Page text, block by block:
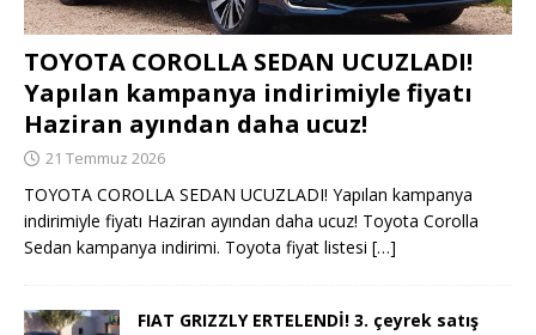
TOYOTA COROLLA SEDAN UCUZLADI!
Yapılan kampanya indirimiyle fiyatı
Haziran ayından daha ucuz!
21 Temmuz 2026
TOYOTA COROLLA SEDAN UCUZLADI! Yapılan kampanya
indirimiyle fiyatı Haziran ayından daha ucuz! Toyota Corolla
Sedan kampanya indirimi. Toyota fiyat listesi […]
FIAT GRIZZLY ERTELENDİ! 3. çeyrek satış